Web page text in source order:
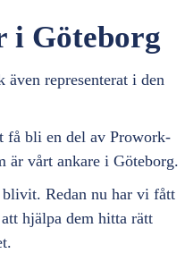
i Göteborg
representerat i den
få bli en del av Prowork-
är vårt ankare i Göteborg.
Redan nu har vi fått
hjälpa dem hitta rätt